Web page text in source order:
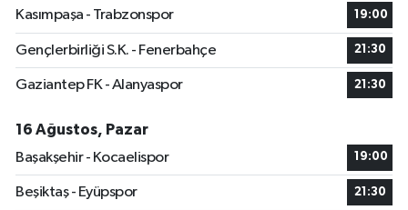
Kasımpaşa - Trabzonspor 19:00
Gençlerbirliği S.K. - Fenerbahçe 21:30
Gaziantep FK - Alanyaspor 21:30
16 Ağustos, Pazar
Başakşehir - Kocaelispor
19:00
Beşiktaş - Eyüpspor 21:30